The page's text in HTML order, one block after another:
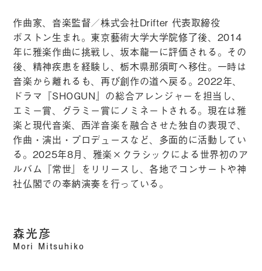
作曲家、音楽監督／株式会社Drifter 代表取締役
ボストン生まれ。東京藝術大学大学院修了後、2014
年に雅楽作曲に挑戦し、坂本龍一に評価される。その
後、精神疾患を経験し、栃木県那須町へ移住。一時は
音楽から離れるも、再び創作の道へ戻る。2022年、
ドラマ『SHOGUN』の総合アレンジャーを担当し、
エミー賞、グラミー賞にノミネートされる。現在は雅
楽と現代音楽、西洋音楽を融合させた独自の表現で、
作曲・演出・プロデュースなど、多面的に活動してい
る。2025年8月、雅楽×クラシックによる世界初のア
ルバム『常世』をリリースし、各地でコンサートや神
社仏閣での奉納演奏を行っている。
森光彦
Mori Mitsuhiko